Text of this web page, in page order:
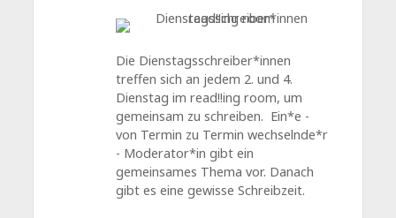
Die Dienstagsschreiber*innen
treffen sich an jedem 2. und 4.
Dienstag im read!!ing room, um
gemeinsam zu schreiben. Ein*e -
von Termin zu Termin wechselnde*r
- Moderator*in gibt ein
gemeinsames Thema vor. Danach
gibt es eine gewisse Schreibzeit.